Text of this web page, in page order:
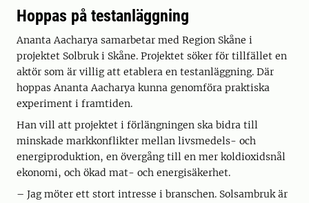
Hoppas på testanläggning
Ananta Aacharya samarbetar med Region Skåne i
projektet Solbruk i Skåne. Projektet söker för tillfället en
aktör som är villig att etablera en testanläggning. Där
hoppas Ananta Aacharya kunna genomföra praktiska
experiment i framtiden.
Han vill att projektet i förlängningen ska bidra till
minskade markkonflikter mellan livsmedels- och
energiproduktion, en övergång till en mer koldioxidsnål
ekonomi, och ökad mat- och energisäkerhet.
– Jag möter ett stort intresse i branschen. Solsambruk är